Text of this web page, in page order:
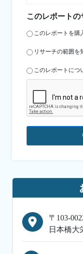
このレポート
このレポートを購
リサーチの範囲を
このレポートにつ
〒103-
日本橋大